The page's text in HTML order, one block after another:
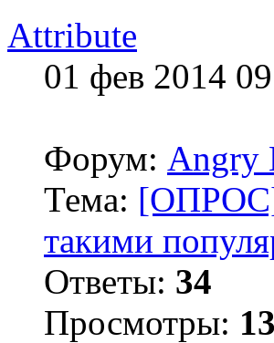
Attribute
01 фев 2014
Форум: Angry
Тема: [ОПРОС]
такими
Ответы: 34
Просмотры: